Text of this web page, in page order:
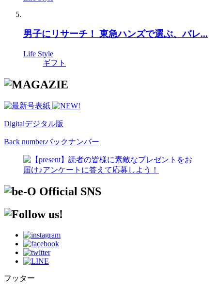
男子にリサーチ！ 東急ハンズで選ぶ、バレ...
Life Style
ギフト
Digitalデジタル版
Back numberバックナンバー
フッター